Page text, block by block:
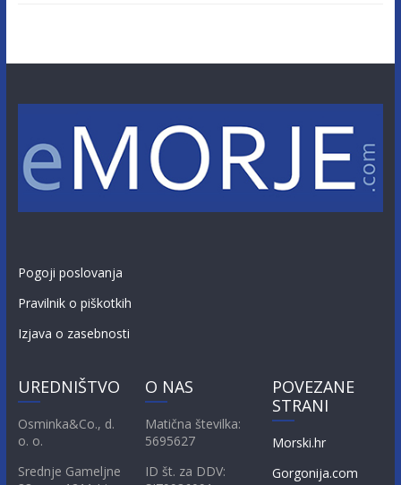
Pogoji poslovanja
Pravilnik o piškotkih
Izjava o zasebnosti
UREDNIŠTVO
Osminka&Co., d.
o. o.
Srednje Gameljne
O NAS
Matična številka:
5695627
ID št. za DDV:
POVEZANE
STRANI
Morski.hr
Gorgonija.com